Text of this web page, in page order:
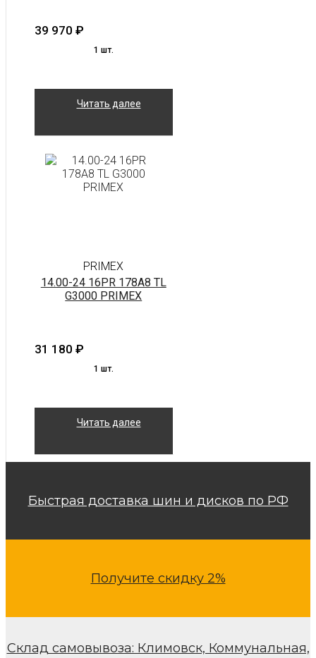
39 970 ₽
1 шт.
Читать далее
PRIMEX
14.00-24 16PR 178A8 TL
G3000 PRIMEX
31 180 ₽
1 шт.
Читать далее
Быстрая доставка шин и дисков по РФ
Получите скидку 2%
Склад самовывоза: Климовск, Коммунальная,